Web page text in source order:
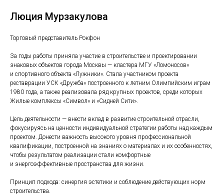
Люция Мурзакулова
Торговый представитель Рокфон
За годы работы приняла участие в строительстве и проектировании
знаковых объектов города Москвы — кластера МГУ «Ломоносов»
и спортивного объекта «Лужники». Стала участником проекта
реставрации УСК «Дружба» построенного к летним Олимпийским играм
1980 года, а также реализовала ряд крупных проектов, среди которых
Жилые комплексы «Символ» и «Сидней Сити».
Цель деятельности — внести вклад в развитие строительной отрасли,
фокусируясь на ценности индивидуальной стратегии работы над каждым
проектом. Донести важность высокого уровня профессиональной
квалификации, построенной на знаниях о материалах и их особенностях,
чтобы результатом реализации стали комфортные
и энергоэффективные пространства для жизни.
Принцип подхода: синергия эстетики и соблюдение действующих норм
строительства.